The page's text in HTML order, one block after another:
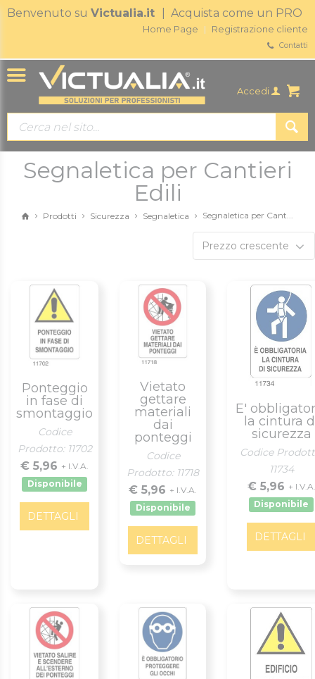
Benvenuto su Victualia.it | Acquista come un PRO
Home Page Registrazione cliente
Contatti
Accedi
Segnaletica per Cantieri
Edili
Prodotti Sicurezza Segnaletica Segnaletica per Cant...
Prezzo crescente
Ponteggio
in fase di
smontaggio
Codice
Prodotto: 11702
€ 5,96 + I.V.A.
Disponibile
DETTAGLI
Vietato
gettare
materiali
dai
ponteggi
Codice
Prodotto: 11718
€ 5,96 + I.V.A.
Disponibile
DETTAGLI
E'
la cintura
sicurezza
Codice
11734
€ 5,96 + I.V.A.
Disponibile
DETTAGLI